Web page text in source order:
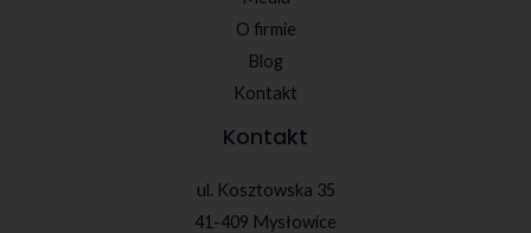
O firmie
Blog
Kontakt
Kontakt
ul. Kosztowska 35
41-409 Mysłowice